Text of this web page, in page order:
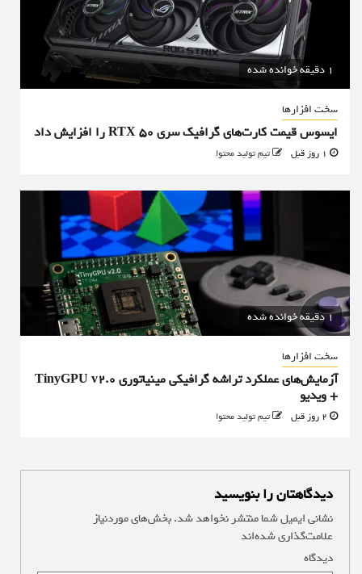
1 دقیقه خوانده شده
سخت افزارها
ایسوس قیمت کارت‌های گرافیک سری RTX 50 را افزایش داد
تیم تولید محتوا
1 دقیقه خوانده شده
سخت افزارها
آزمایش‌های عملکرد تراشه گرافیکی مینیاتوری TinyGPU v2.0
+ ویدیو
تیم تولید محتوا
دیدگاهتان را بنویسید
نشانی ایمیل شما منتشر نخواهد شد.بخش‌های موردنیاز
علامت‌گذاری شده‌اند
دیدگاه